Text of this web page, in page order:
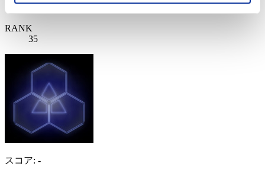
スコア:36851145
RANK
35
スコア: -